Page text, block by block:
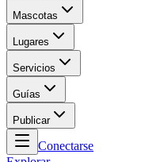
Mascotas
Lugares
Servicios
Guías
Publicar
Conectarse